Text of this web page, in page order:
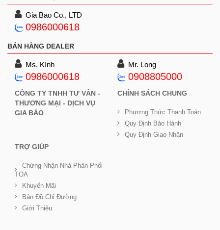
Gia Bao Co., LTD
0986000618
BÁN HÀNG DEALER
Ms. Kính
0986000618
Mr. Long
0908805000
CÔNG TY TNHH TƯ VẤN -
THƯƠNG MẠI - DỊCH VỤ
GIA BẢO
CHÍNH SÁCH CHUNG
Phương Thức Thanh Toán
Quy Định Bảo Hành
Quy Định Giao Nhận
TRỢ GIÚP
Chứng Nhận Nhà Phân Phối
TOA
Khuyến Mãi
Bản Đồ Chỉ Đường
Giới Thiệu